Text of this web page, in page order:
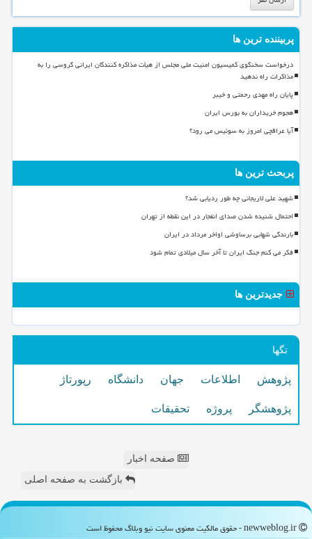
پربیننده ترین ها
درخواست سخنگوی کمیسیون امنیت ملی مجلس از هیأت مذاکره کنندگان ایرانی گروسی را به
مذاکرات راه ندهید
پایان راه مهدی رحمتی و خیبر
هجوم خریداران به بورس ایران
آیا عراقچی امروز به سوئیس می رود؟
پربحث ترین ها
شهید علی لاریجانی چه طور ردیابی شد؟
احتمال شنیده شدن صدای انفجار در این نقطه از تهران
بارندگی شهابی برساوشی اواخر مرداد در ایران
فکر می کنم جنگ ایران تا آخر سال میلادی تمام شود
جدیدترین ها
تگها
پژوهش اطلاعات جهان دانشگاه رپورتاژ
پژوهشگر پروژه تحقیقات
صفحه اخبار
بازگشت به صفحه اصلی